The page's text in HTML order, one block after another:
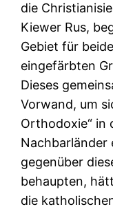
die
Kiewer Rus,
Gebiet für
eingefärbten
Dieses
Vorwand, um
Orthodoxie“ in
Nachbarländer
gegenüber
behaupten,
die